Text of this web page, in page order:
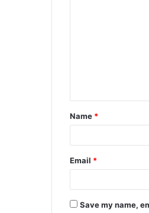
t
*
Name *
Email *
Save my name,